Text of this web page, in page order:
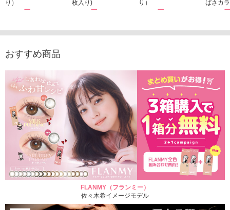
り）
1,760円
枚入り)
1,815円
り）
1,760円
ばさカ
1,848
おすすめ商品
FLANMY（フランミー）
佐々木希イメージモデル